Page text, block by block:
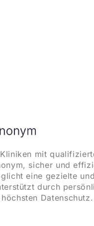
mit
sicher und
eine gezielte
durch
Datenschutz.